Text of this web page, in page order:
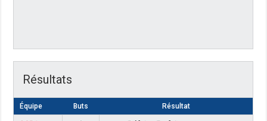
Résultats
Équipe Buts Résultat